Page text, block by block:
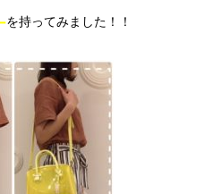
を持ってみました！！